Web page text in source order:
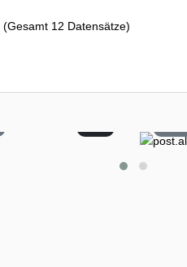
(Gesamt 12 Datensätze)